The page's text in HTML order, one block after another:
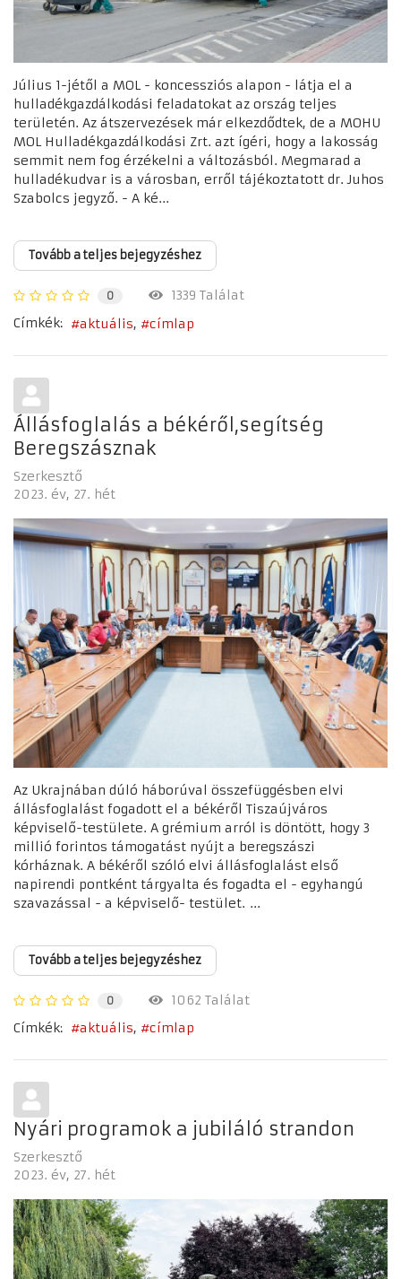
Július 1-jétől a MOL - koncessziós alapon - látja el a
hulladékgazdálkodási feladatokat az ország teljes
területén. Az átszervezések már elkezdődtek, de a MOHU
MOL Hulladékgazdálkodási Zrt. azt ígéri, hogy a lakosság
semmit nem fog érzékelni a változásból. Megmarad a
hulladékudvar is a városban, erről tájékoztatott dr. Juhos
Szabolcs jegyző. - A ké...
Tovább a teljes bejegyzéshez
0
1339 Találat
Címkék:
aktuális címlap
Állásfoglalás a békéről,segítség
Beregszásznak
Szerkesztő
2023. év 27. hét
Az Ukrajnában dúló háborúval összefüggésben elvi
állásfoglalást fogadott el a békéről Tiszaújváros
képviselő-testülete. A grémium arról is döntött, hogy 3
millió forintos támogatást nyújt a beregszászi
kórháznak. A békéről szóló elvi állásfoglalást első
napirendi pontként tárgyalta és fogadta el - egyhangú
szavazással - a képviselő- testület. ...
Tovább a teljes bejegyzéshez
0
1062 Találat
Címkék:
aktuális címlap
Nyári programok a jubiláló strandon
Szerkesztő
2023. év 27. hét